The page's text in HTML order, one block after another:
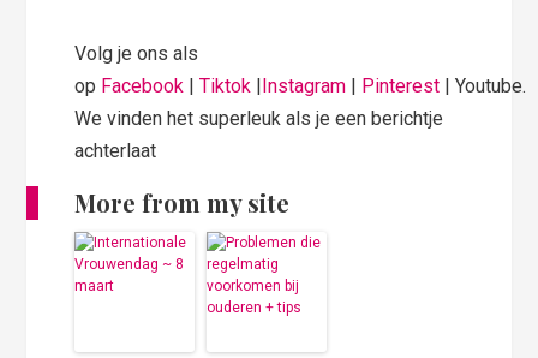
Volg je ons als
op Facebook |Tiktok |Instagram | Pinterest | Youtube.
We vinden het superleuk als je een berichtje
achterlaat
More from my site